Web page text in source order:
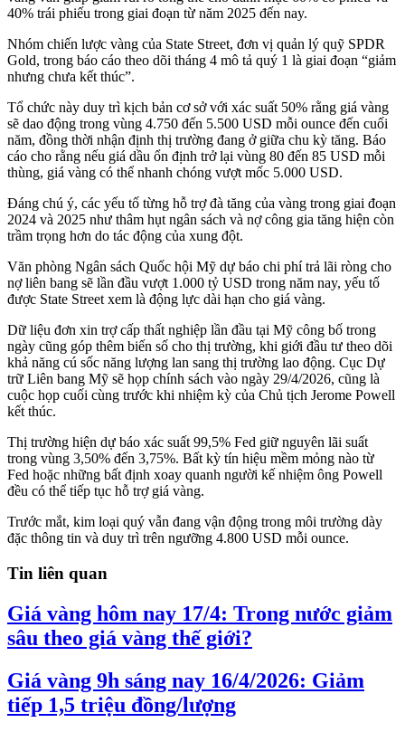
40% trái phiếu trong giai đoạn từ năm 2025 đến nay.
Nhóm chiến lược vàng của State Street, đơn vị quản lý quỹ SPDR
Gold, trong báo cáo theo dõi tháng 4 mô tả quý 1 là giai đoạn “giảm
nhưng chưa kết thúc”.
Tổ chức này duy trì kịch bản cơ sở với xác suất 50% rằng giá vàng
sẽ dao động trong vùng 4.750 đến 5.500 USD mỗi ounce đến cuối
năm, đồng thời nhận định thị trường đang ở giữa chu kỳ tăng. Báo
cáo cho rằng nếu giá dầu ổn định trở lại vùng 80 đến 85 USD mỗi
thùng, giá vàng có thể nhanh chóng vượt mốc 5.000 USD.
Đáng chú ý, các yếu tố từng hỗ trợ đà tăng của vàng trong giai đoạn
2024 và 2025 như thâm hụt ngân sách và nợ công gia tăng hiện còn
trầm trọng hơn do tác động của xung đột.
Văn phòng Ngân sách Quốc hội Mỹ dự báo chi phí trả lãi ròng cho
nợ liên bang sẽ lần đầu vượt 1.000 tỷ USD trong năm nay, yếu tố
được State Street xem là động lực dài hạn cho giá vàng.
Dữ liệu đơn xin trợ cấp thất nghiệp lần đầu tại Mỹ công bố trong
ngày cũng góp thêm biến số cho thị trường, khi giới đầu tư theo dõi
khả năng cú sốc năng lượng lan sang thị trường lao động. Cục Dự
trữ Liên bang Mỹ sẽ họp chính sách vào ngày 29/4/2026, cũng là
cuộc họp cuối cùng trước khi nhiệm kỳ của Chủ tịch Jerome Powell
kết thúc.
Thị trường hiện dự báo xác suất 99,5% Fed giữ nguyên lãi suất
trong vùng 3,50% đến 3,75%. Bất kỳ tín hiệu mềm mỏng nào từ
Fed hoặc những bất định xoay quanh người kế nhiệm ông Powell
đều có thể tiếp tục hỗ trợ giá vàng.
Trước mắt, kim loại quý vẫn đang vận động trong môi trường dày
đặc thông tin và duy trì trên ngưỡng 4.800 USD mỗi ounce.
Tin liên quan
Giá vàng hôm nay 17/4: Trong nước giảm
sâu theo giá vàng thế giới?
Giá vàng 9h sáng nay 16/4/2026: Giảm
tiếp 1,5 triệu đồng/lượng